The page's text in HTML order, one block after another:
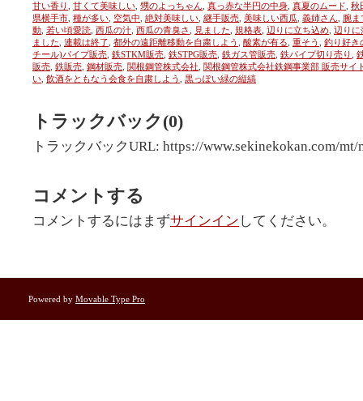
甘い香り, 甘くて美味しい, 甥のよっちゃん, 真っ赤な半円の中身, 真夏のムード, 秋
県横手市, 種が多い, 空気中, 絶対美味しい, 継手販売, 美味しい西瓜, 義姉さん, 腕
動, 若い頃愛読, 西瓜の汁, 西瓜の青臭さ, 見ました, 規格表, 辺りに立ち込め, 辺りに
ました, 連載は終了, 都外の遠距離移動を自粛しよう , 酸素が有る, 重そう , 釣り好き
チール)パイプ販売, 鉄STKM販売, 鉄STPG販売, 鉄ガス管販売, 鉄パイプ切り売り,
販売, 鉄販売, 鋼材販売, 関根鋼管株式会社, 関根鋼管株式会社鉄鋼事業部 販売サイ
い, 飲酒をともなう会食を自粛しよう , 黒っぽい緑の縦縞
トラックバック(0)
トラックバックURL: https://www.sekinekokan.com/
コメントする
コメントするにはまずサインイン してください。
Powered by Movable Type Pro